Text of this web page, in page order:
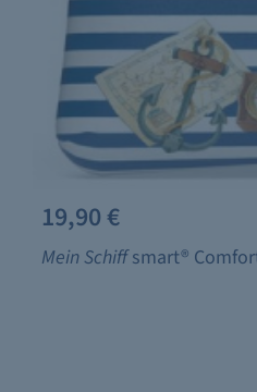
19,90 €
Mein Schiffsmart®